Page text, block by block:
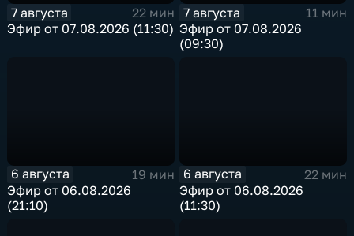
7 августа
22 мин
Эфир от 07.08.2026 (11:30)
7 августа
11 мин
Эфир от 07.08.2026
(09:30)
6 августа
19 мин
Эфир от 06.08.2026
(21:10)
6 августа
22 мин
Эфир от 06.08.2026
(11:30)